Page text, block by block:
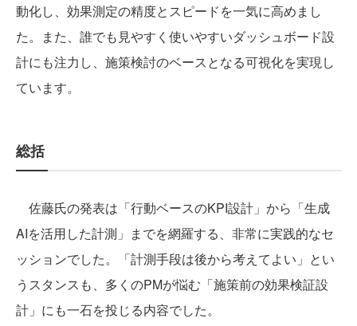
動化し、効果測定の精度とスピードを一気に高めまし
た。また、誰でも見やすく使いやすいダッシュボード設
計にも注力し、施策検討のベースとなる可視化を実現し
ています。
総括
佐藤氏の発表は「行動ベースのKPI設計」から「生成
AIを活用した計測」までを網羅する、非常に実践的なセ
ッションでした。「計測手段は後から考えてよい」とい
うスタンスも、多くのPMが悩む「施策前の効果検証設
計」にも一石を投じる内容でした。